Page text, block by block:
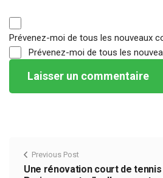
Prévenez-moi de tous les nouveaux
Prévenez-moi de tous les
Previous Post
Une rénovation court de